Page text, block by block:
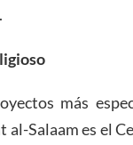
más
al-Salaam es el